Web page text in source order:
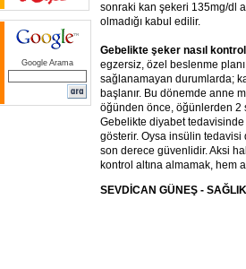
Google Arama
sonraki kan şekeri 135mg/dl
olmadığı kabul edilir.
Gebelikte şeker nasıl
egzersiz, özel beslenme
sağlanamayan durumlarda;
başlanır. Bu dönemde anne
öğünden önce, öğünlerden 2
Gebelikte diyabet tedavisinde
gösterir. Oysa insülin tedavisi
son derece güvenlidir. Aksi
kontrol altına almamak, hem
SEVDİCAN GÜNEŞ -